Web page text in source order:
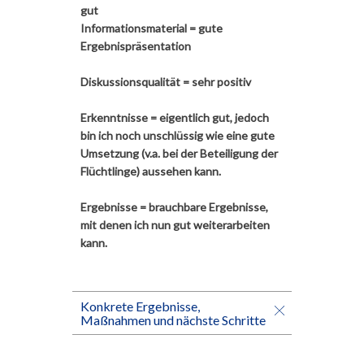
gut
Informationsmaterial = gute
Ergebnispräsentation
Diskussionsqualität = sehr positiv
Erkenntnisse = eigentlich gut, jedoch
bin ich noch unschlüssig wie eine gute
Umsetzung (v.a. bei der Beteiligung der
Flüchtlinge) aussehen kann.
Ergebnisse = brauchbare Ergebnisse,
mit denen ich nun gut weiterarbeiten
kann.
Konkrete Ergebnisse,
Maßnahmen und nächste Schritte